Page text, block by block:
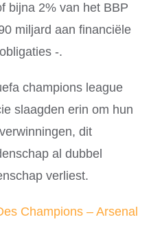
bijna 2% van het BBP
miljard aan financiële
-.
champions league
slaagden erin om hun
dit
al dubbel
verliest.
Champions – Arsenal